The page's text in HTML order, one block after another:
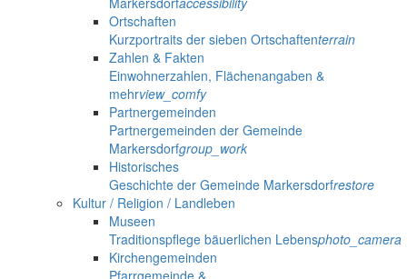
Ortschaften
Kurzportraits der sieben Ortschaftenterrain
Zahlen & Fakten
Einwohnerzahlen, Flächenangaben &
mehrview_comfy
Partnergemeinden
Partnergemeinden der Gemeinde
Markersdorfgroup_work
Historisches
Geschichte der Gemeinde Markersdorfrestore
Kultur / Religion / Landleben
Museen
Traditionspflege bäuerlichen Lebensphoto_camera
Kirchengemeinden
Pfarrgemeinde &